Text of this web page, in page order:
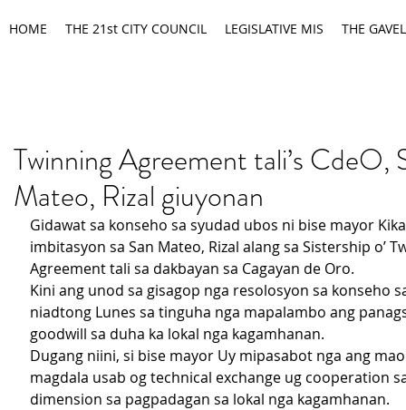
HOME THE 21st CITY COUNCIL LEGISLATIVE MIS THE GAVEL
Twinning Agreement tali’s CdeO,
Mateo, Rizal giuyonan
Gidawat sa konseho sa syudad ubos ni bise mayor
imbitasyon sa San Mateo, Rizal alang sa Sistership o’
Agreement tali sa dakbayan sa Cagayan de Oro.
Kini ang unod sa gisagop nga resolosyon sa konseho
niadtong Lunes sa tinguha nga mapalambo ang
goodwill sa duha ka lokal nga kagamhanan.
Dugang niini, si bise mayor Uy mipasabot nga ang
magdala usab og technical exchange ug cooperation
dimension sa pagpadagan sa lokal nga kagamhanan.